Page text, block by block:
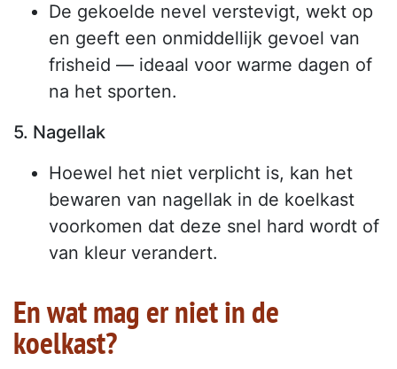
De gekoelde nevel verstevigt, wekt op
en geeft een onmiddellijk gevoel van
frisheid — ideaal voor warme dagen of
na het sporten.
5. Nagellak
Hoewel het niet verplicht is, kan het
bewaren van nagellak in de koelkast
voorkomen dat deze snel hard wordt of
van kleur verandert.
En wat mag er niet in de
koelkast?